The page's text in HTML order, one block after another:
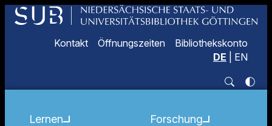
Kontakt Öffnungszeiten
Bibliothekskonto
DE
EN
Lernen Forschung